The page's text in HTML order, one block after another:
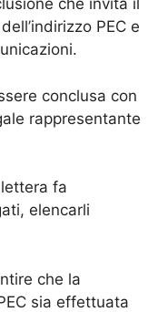
che invita il
PEC e
conclusa con
rappresentante
fa
elencarli
che la
sia effettuata